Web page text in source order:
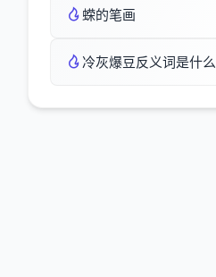
蝾的笔画
冷灰爆豆反义词是什么